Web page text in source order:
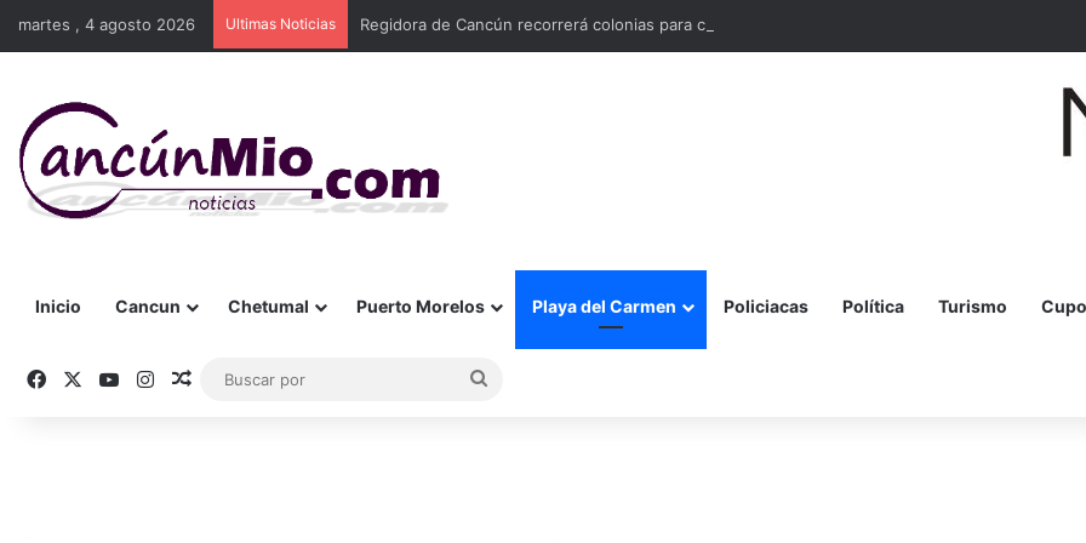
martes , 4 agosto 2026 Ultimas Noticias Regidora de Cancún recorrerá colonias para conocer necesidades en materia de seguridad
Inicio Cancun Chetumal Puerto Morelos Playa del Carmen Policiacas Política Turismo
Facebook YouTubeInstagramPublicación al azar